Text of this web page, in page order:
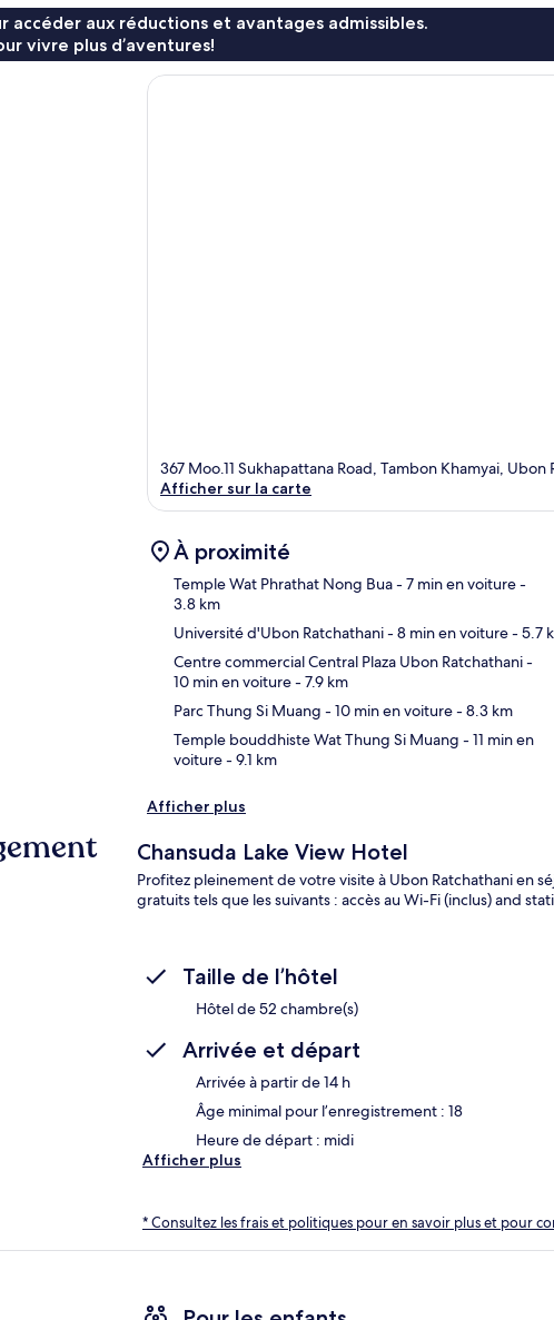
accéder aux réductions et avantages admissibles.
vivre plus d’aventures!
367 Moo.11 Sukhapattana Road, Tambon Khamyai,
Afficher sur la carte
À proximité
Temple Wat Phrathat Nong Bua- 7 min en voiture-
3.8 km
Université d'Ubon Ratchathani- 8 min en voiture- 5.7
Centre commercial Central Plaza Ubon Ratchathani-
10 min en voiture- 7.9 km
Parc Thung Si Muang - 10 min en voiture- 8.3 km
Temple bouddhiste Wat Thung Si Muang - 11 min en
voiture- 9.1 km
Afficher plus
Chansuda Lake View Hotel
Profitez pleinement de votre visite à Ubon Ratchathani en
gratuits tels que les suivants : accès au Wi-Fi (inclus) and
Taille de l’hôtel
Hôtel de 52 chambre(s)
Arrivée et départ
Arrivée à partir de 14 h
Âge minimal pour l’enregistrement : 18
Heure de départ : midi
Afficher plus
* Consultez les frais et politiques pour en savoir plus et pour